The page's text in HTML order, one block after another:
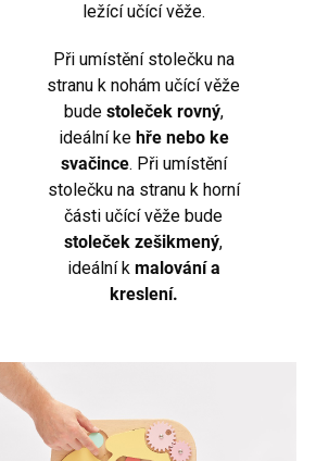
ležící učící věže.
Při umístění stolečku na
stranu k nohám učící věže
budestoleček rovný,
ideální kehře nebo ke
svačince. Při umístění
stolečku na stranu k horní
části učící věže bude
stoleček zešikmený,
ideální kmalování a
kreslení.